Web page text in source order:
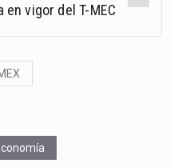
en vigor del T-MEC